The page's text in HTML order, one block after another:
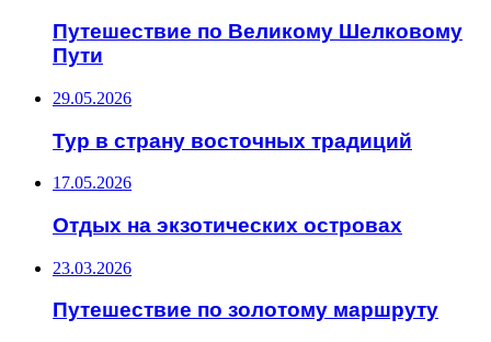
Путешествие по Великому Шелковому
Пути
29.05.2026
Тур в страну восточных традиций
17.05.2026
Отдых на экзотических островах
23.03.2026
Путешествие по золотому маршруту